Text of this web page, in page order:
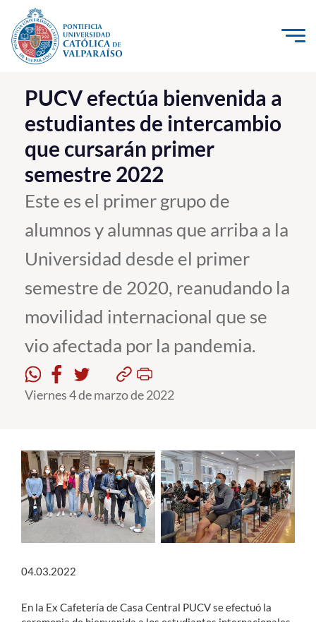
Click acá para ir directamente al contenido
La Universidad
Investigación, Creación e Innovación
PUCV Internacional
Vinculación con el Medio
Admisión
Pregrado
Formación Continua
Estudiantes
Académicos
English
PUCV efectúa bienvenida a
estudiantes de intercambio
que cursarán primer
semestre 2022
Este es el primer grupo de
alumnos y alumnas que arriba a la
Universidad desde el primer
semestre de 2020, reanudando la
movilidad internacional que se
vio afectada por la pandemia.
Viernes 4 de marzo de 2022
04.03.2022
En la Ex Cafetería de Casa Central PUCV se efectuó la